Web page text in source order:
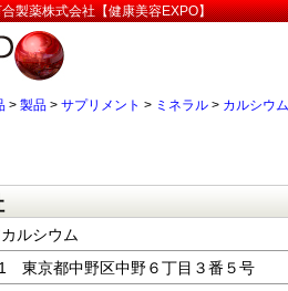
製薬株式会社【健康美容EXPO】
> 製品 > サプリメント > ミネラル > カルシウム
ルシウム
東京都中野区中野６丁目３番５号